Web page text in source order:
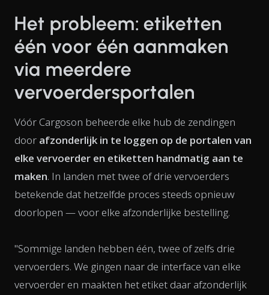
Het probleem: etiketten
één voor één aanmaken
via meerdere
vervoerdersportalen
Vóór Cargoson beheerde elke hub de zendingen
door afzonderlijk in te loggen op de portalen van
elke vervoerder en etiketten handmatig aan te
maken. In landen met twee of drie vervoerders
betekende dat hetzelfde proces steeds opnieuw
doorlopen — voor elke afzonderlijke bestelling.
"Sommige landen hebben één, twee of zelfs drie
vervoerders. We gingen naar de interface van elke
vervoerder en maakten het etiket daar afzonderlijk